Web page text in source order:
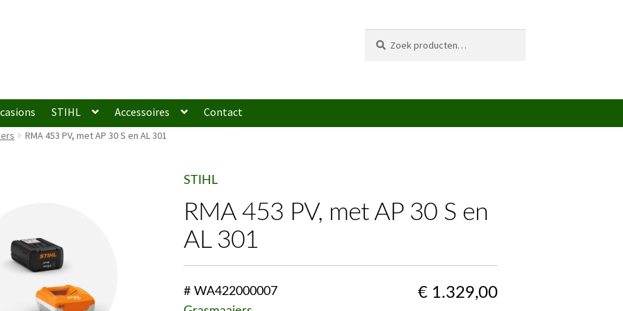
naar:
STIHL Accessoires Contact
RMA 453 PV, met AP 30 S en AL 301
STIHL
RMA 453 PV, met AP 30 S en
AL 301
# WA422000007
€1.329,00